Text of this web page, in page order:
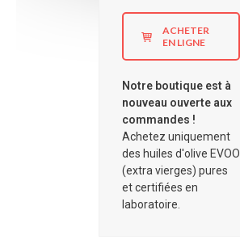
ACHETER
EN LIGNE
Notre boutique est à
nouveau ouverte aux
commandes !
Achetez uniquement
des huiles d'olive EVOO
(extra vierges) pures
et certifiées en
laboratoire.